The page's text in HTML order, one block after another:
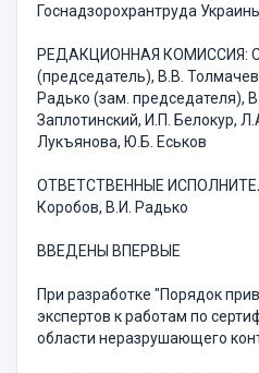
Госнадзорохрантруда
РЕДАКЦИОННАЯ КОМИССИЯ:
(председатель), В.В.
Радько (зам. председателя),
Заплотинский, И.П. Белокур,
Лукъянова, Ю.Б. Еськов
ОТВЕТСТВЕННЫЕ
Коробов, В.И. Радько
ВВЕДЕНЫ ВПЕРВЫЕ
При разработке "Порядок
экспертов к работам по
области неразрушающего